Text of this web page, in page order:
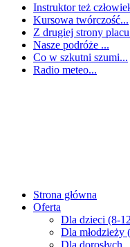
Instruktor też
Kursowa twórczość...
Z drugiej strony
Nasze podróże ...
Co w szkutni szumi...
Radio meteo...
Strona główna
Oferta
Dla dzieci (8-
Dla młodzieży